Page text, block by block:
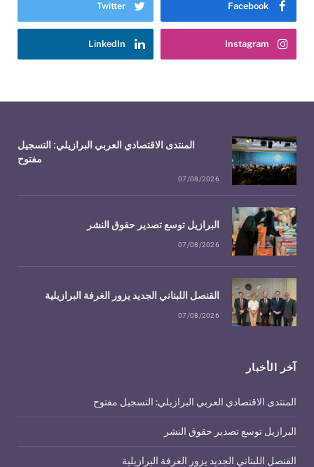
Facebook
Twitter
Instagram
LinkedIn
آخر الأخبار
المنتدى الاقتصادي العربي البرازيلي: التسجيل مفتوح
البرازيل توسع تصدير حقوق النشر
القنصل اللبناني الجديد يزور الغرفة البرازيلية
المنتدى الاقتصادي العربي البرازيلي: التسجيل
مفتوح
07/08/2026
البرازيل توسع تصدير حقوق النشر
07/08/2026
القنصل اللبناني الجديد يزور الغرفة البرازيلية
07/08/2026